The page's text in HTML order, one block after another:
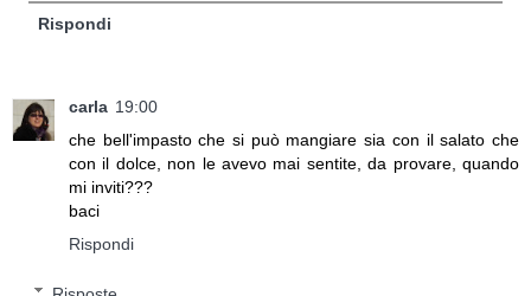
Rispondi
carla 19:00
che bell'impasto che si può mangiare sia con il salato che
con il dolce, non le avevo mai sentite, da provare, quando
mi inviti???
baci
Rispondi